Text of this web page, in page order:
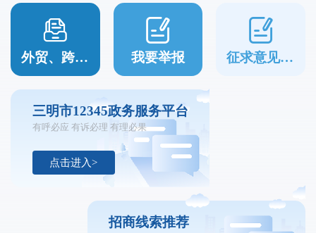
外贸、跨境贸易政策咨询 我要举报 征求意见信箱
三明市12345政务服务平台
有呼必应 有诉必理 有理必果
点击进入>
招商线索推荐